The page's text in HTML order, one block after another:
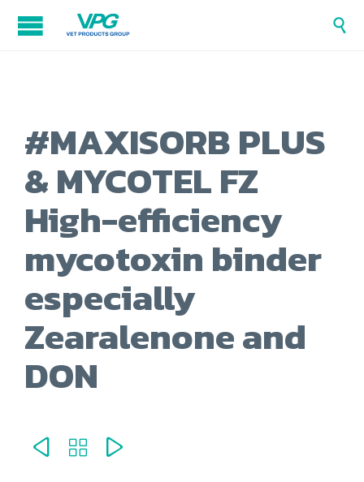

#MAXISORB PLUS
& MYCOTEL FZ
High-efficiency
mycotoxin binder
especially
Zearalenone and
DON
  